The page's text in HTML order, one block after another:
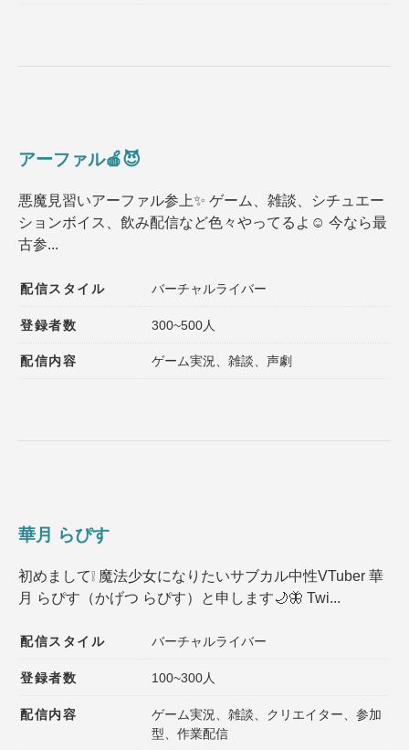
アーファル🍎‪😈
悪魔見習いアーファル参上✨️ ゲーム、雑談、シチュエー
ションボイス、飲み配信など色々やってるよ☺️ 今なら最
古参...
配信スタイル バーチャルライバー
登録者数 300~500人
配信内容 ゲーム実況、雑談、声劇
華月 らぴす
初めまして❕ 魔法少女になりたいサブカル中性VTuber 華
月 らぴす（かげつ らぴす）と申します🌙🦋 Twi...
配信スタイル バーチャルライバー
登録者数 100~300人
配信内容
ゲーム実況、雑談、クリエイター、参加
型、作業配信